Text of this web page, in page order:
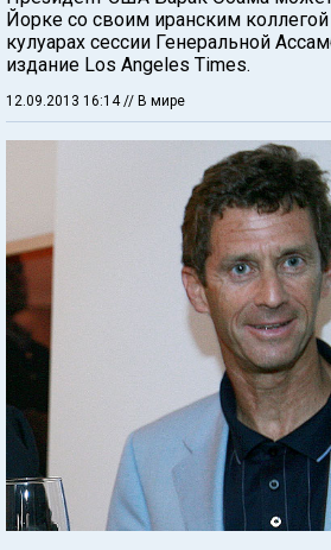
Йорке со своим иранским
кулуарах сессии Генеральной
издание Los Angeles Times.
12.09.2013 16:14// В мире